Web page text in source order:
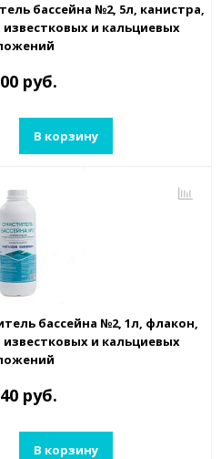
бассейна №2, 5л, канистра,
и кальциевых
руб.
В корзину
бассейна №2, 1л, флакон,
и кальциевых
руб.
В корзину